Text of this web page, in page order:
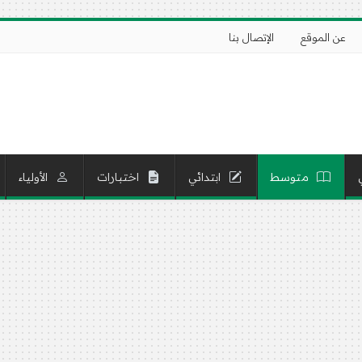
عن الموقع الإتصال بنا
متوسط ابتدائي اختبارات الأولياء